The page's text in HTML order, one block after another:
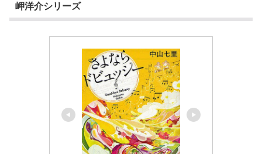
岬洋介シリーズ